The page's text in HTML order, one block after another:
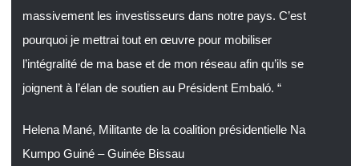
massivement les investisseurs dans notre pays. C’est
pourquoi je mettrai tout en œuvre pour mobiliser
l’intégralité de ma base et de mon réseau afin qu’ils se
joignent à l’élan de soutien au Président Embaló. “
Helena Mané, Militante de la coalition présidentielle Na
Kumpo Guiné – Guinée Bissau